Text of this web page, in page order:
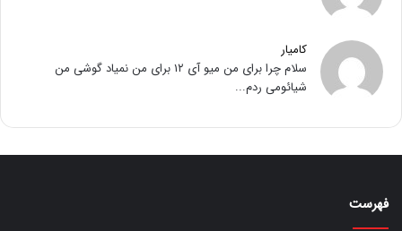
کامیار
سلام چرا برای من میو آی ۱۲ برای من نمیاد گوشی من
شیائومی ردم...
فهرست